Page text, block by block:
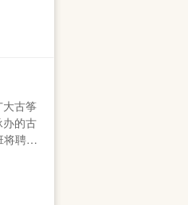
古筝
的古
聘请